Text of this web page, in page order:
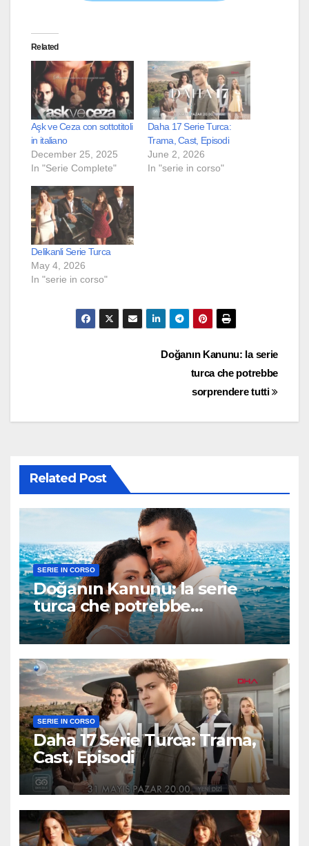
Related
Aşk ve Ceza con sottotitoli
in italiano
December 25, 2025
In "Serie Complete"
Daha 17 Serie Turca:
Trama, Cast, Episodi
June 2, 2026
In "serie in corso"
Delikanli Serie Turca
May 4, 2026
In "serie in corso"
Doğanın Kanunu: la serie
turca che potrebbe
sorprendere tutti
Related Post
SERIE IN CORSO
Doğanın Kanunu: la serie
turca che potrebbe
sorprendere tutti
SERIE IN CORSO
Daha 17 Serie Turca: Trama,
Cast, Episodi